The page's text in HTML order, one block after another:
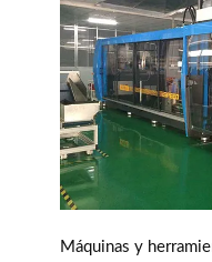
Máquinas y